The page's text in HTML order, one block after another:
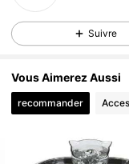
Suivre
Vous Aimerez Aussi
recommander